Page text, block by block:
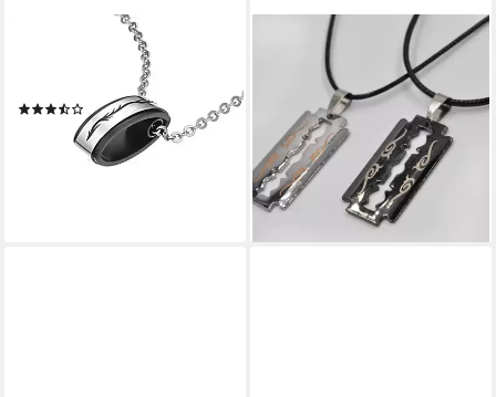
Partnerkette LOVE Tribal
(3)
lieferbar - in 3-4 Werktagen bei dir
Freundschaft Kette Partner
Rasierklinge schwarz
silberfarben
27,95 € UVP 42,90 €
-35%
lieferbar - in 6-7 Werktagen bei dir